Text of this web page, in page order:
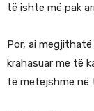
të ishte më pak
Por, ai
krahasuar me të
të mëtejshme në